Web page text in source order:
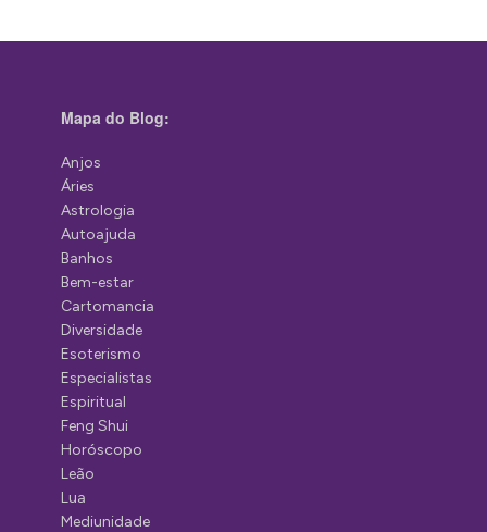
Mapa do Blog:
Anjos
Áries
Astrologia
Autoajuda
Banhos
Bem-estar
Cartomancia
Diversidade
Esoterismo
Especialistas
Espiritual
Feng Shui
Horóscopo
Leão
Lua
Mediunidade